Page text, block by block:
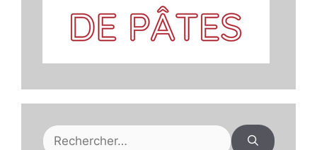
Rechercher :